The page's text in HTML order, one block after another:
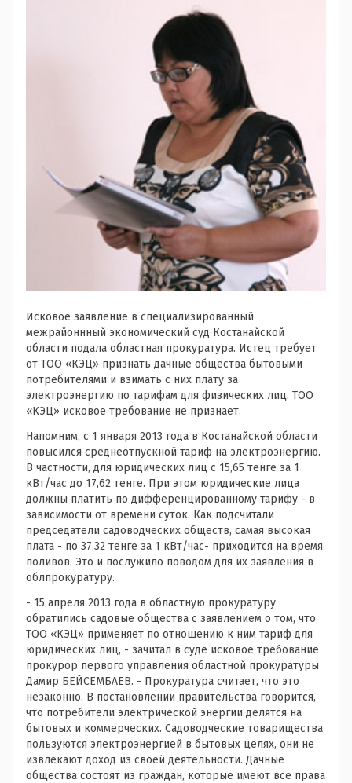
Исковое заявление в специализированный
межрайоннный экономический суд Костанайской
области подала областная прокуратура. Истец требует
от ТОО «КЭЦ» признать дачные общества бытовыми
потребителями и взимать с них плату за
электроэнергию по тарифам для физических лиц. ТОО
«КЭЦ» исковое требование не признает.
Напомним, с 1 января 2013 года в Костанайской области
повысился среднеотпускной тариф на электроэнергию.
В частности, для юридических лиц с 15,65 тенге за 1
кВт/час до 17,62 тенге. При этом юридические лица
должны платить по дифференцированному тарифу - в
зависимости от времени суток. Как подсчитали
председатели садоводческих обществ, самая высокая
плата - по 37,32 тенге за 1 кВт/час- приходится на время
поливов. Это и послужило поводом для их заявления в
облпрокуратуру.
- 15 апреля 2013 года в областную прокуратуру
обратились садовые общества с заявлением о том, что
ТОО «КЭЦ» применяет по отношению к ним тариф для
юридических лиц, - зачитал в суде исковое требование
прокурор первого управления областной прокуратуры
Дамир БЕЙСЕМБАЕВ. - Прокуратура считает, что это
незаконно. В постановлении правительства говорится,
что потребители электрической энергии делятся на
бытовых и коммерческих. Садоводческие товарищества
пользуются электроэнергией в бытовых целях, они не
извлекают доход из своей деятельности. Дачные
общества состоят из граждан, которые имеют все права